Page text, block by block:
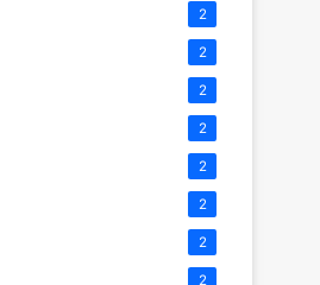
2
2
2
2
2
2
2
2